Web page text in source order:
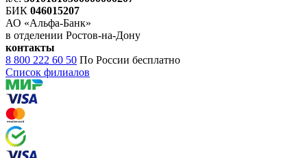
БИК 046015207
АО «Альфа-Банк»
в отделении Ростов-на-Дону
контакты
8 800 222 60 50 По России бесплатно
Список филиалов